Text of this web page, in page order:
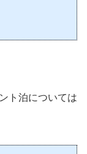
ーバス編です。スキーバス
ト泊については